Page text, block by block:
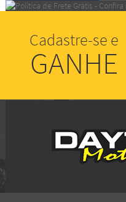
Cadastre-se e
GANHE